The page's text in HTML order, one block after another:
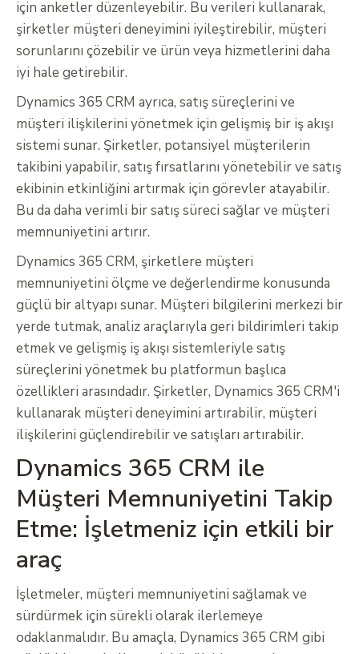
için anketler düzenleyebilir. Bu verileri kullanarak,
şirketler müşteri deneyimini iyileştirebilir, müşteri
sorunlarını çözebilir ve ürün veya hizmetlerini daha
iyi hale getirebilir.
Dynamics 365 CRM ayrıca, satış süreçlerini ve
müşteri ilişkilerini yönetmek için gelişmiş bir iş akışı
sistemi sunar. Şirketler, potansiyel müşterilerin
takibini yapabilir, satış fırsatlarını yönetebilir ve satış
ekibinin etkinliğini artırmak için görevler atayabilir.
Bu da daha verimli bir satış süreci sağlar ve müşteri
memnuniyetini artırır.
Dynamics 365 CRM, şirketlere müşteri
memnuniyetini ölçme ve değerlendirme konusunda
güçlü bir altyapı sunar. Müşteri bilgilerini merkezi bir
yerde tutmak, analiz araçlarıyla geri bildirimleri takip
etmek ve gelişmiş iş akışı sistemleriyle satış
süreçlerini yönetmek bu platformun başlıca
özellikleri arasındadır. Şirketler, Dynamics 365 CRM'i
kullanarak müşteri deneyimini artırabilir, müşteri
ilişkilerini güçlendirebilir ve satışları artırabilir.
Dynamics 365 CRM ile
Müşteri Memnuniyetini Takip
Etme: İşletmeniz için etkili bir
araç
İşletmeler, müşteri memnuniyetini sağlamak ve
sürdürmek için sürekli olarak ilerlemeye
odaklanmalıdır. Bu amaçla, Dynamics 365 CRM gibi